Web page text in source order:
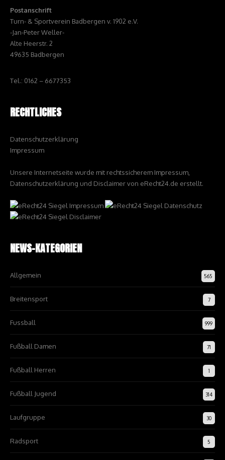
Postanschrift
Turn- & Sportverein Badbergen v. 1902 e.V.
-Jan-Peter Weller-
Alte Heerstr. 2
49635 Badbergen
Tel.: 0162 – 6677353
RECHTLICHES
Datenschutzerklärung
Impressum
Unsere Internetseite wurde mit rechtssicherem Impressum,
Datenschutzerklärung und Disclaimer von eRecht24.de erstellt.
NEWS-KATEGORIEN
Allgemein 565
Breitensport 7
Fussball 999
Fußball Damen 71
Fußball Herren 1
Fußball Jugend 314
Laufgruppe 30
Radsport 5